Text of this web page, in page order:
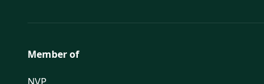
Member of